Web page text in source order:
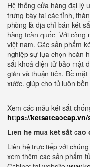
Hệ thống cửa hàng đại lý
trưng bày tại các tỉnh,
phòng là địa chỉ bán két
hàng toàn quốc. Với công
việt nam. Các sản phẩm
nghiệp sự lựa chọn hoàn
sắt khoá điện tử bảo mật
giản và thuận tiên. Bề
xước. giúp cho tủ luôn
Xem các mẫu két sắt
https://
Liên hệ mua két sắt cao
Liên hệ trực tiếp với
xem thêm các sản phẩm